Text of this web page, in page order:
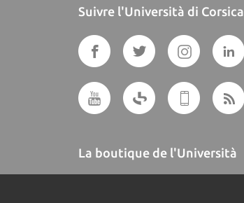
Suivre l'Università di Corsica
La boutique de l'Università